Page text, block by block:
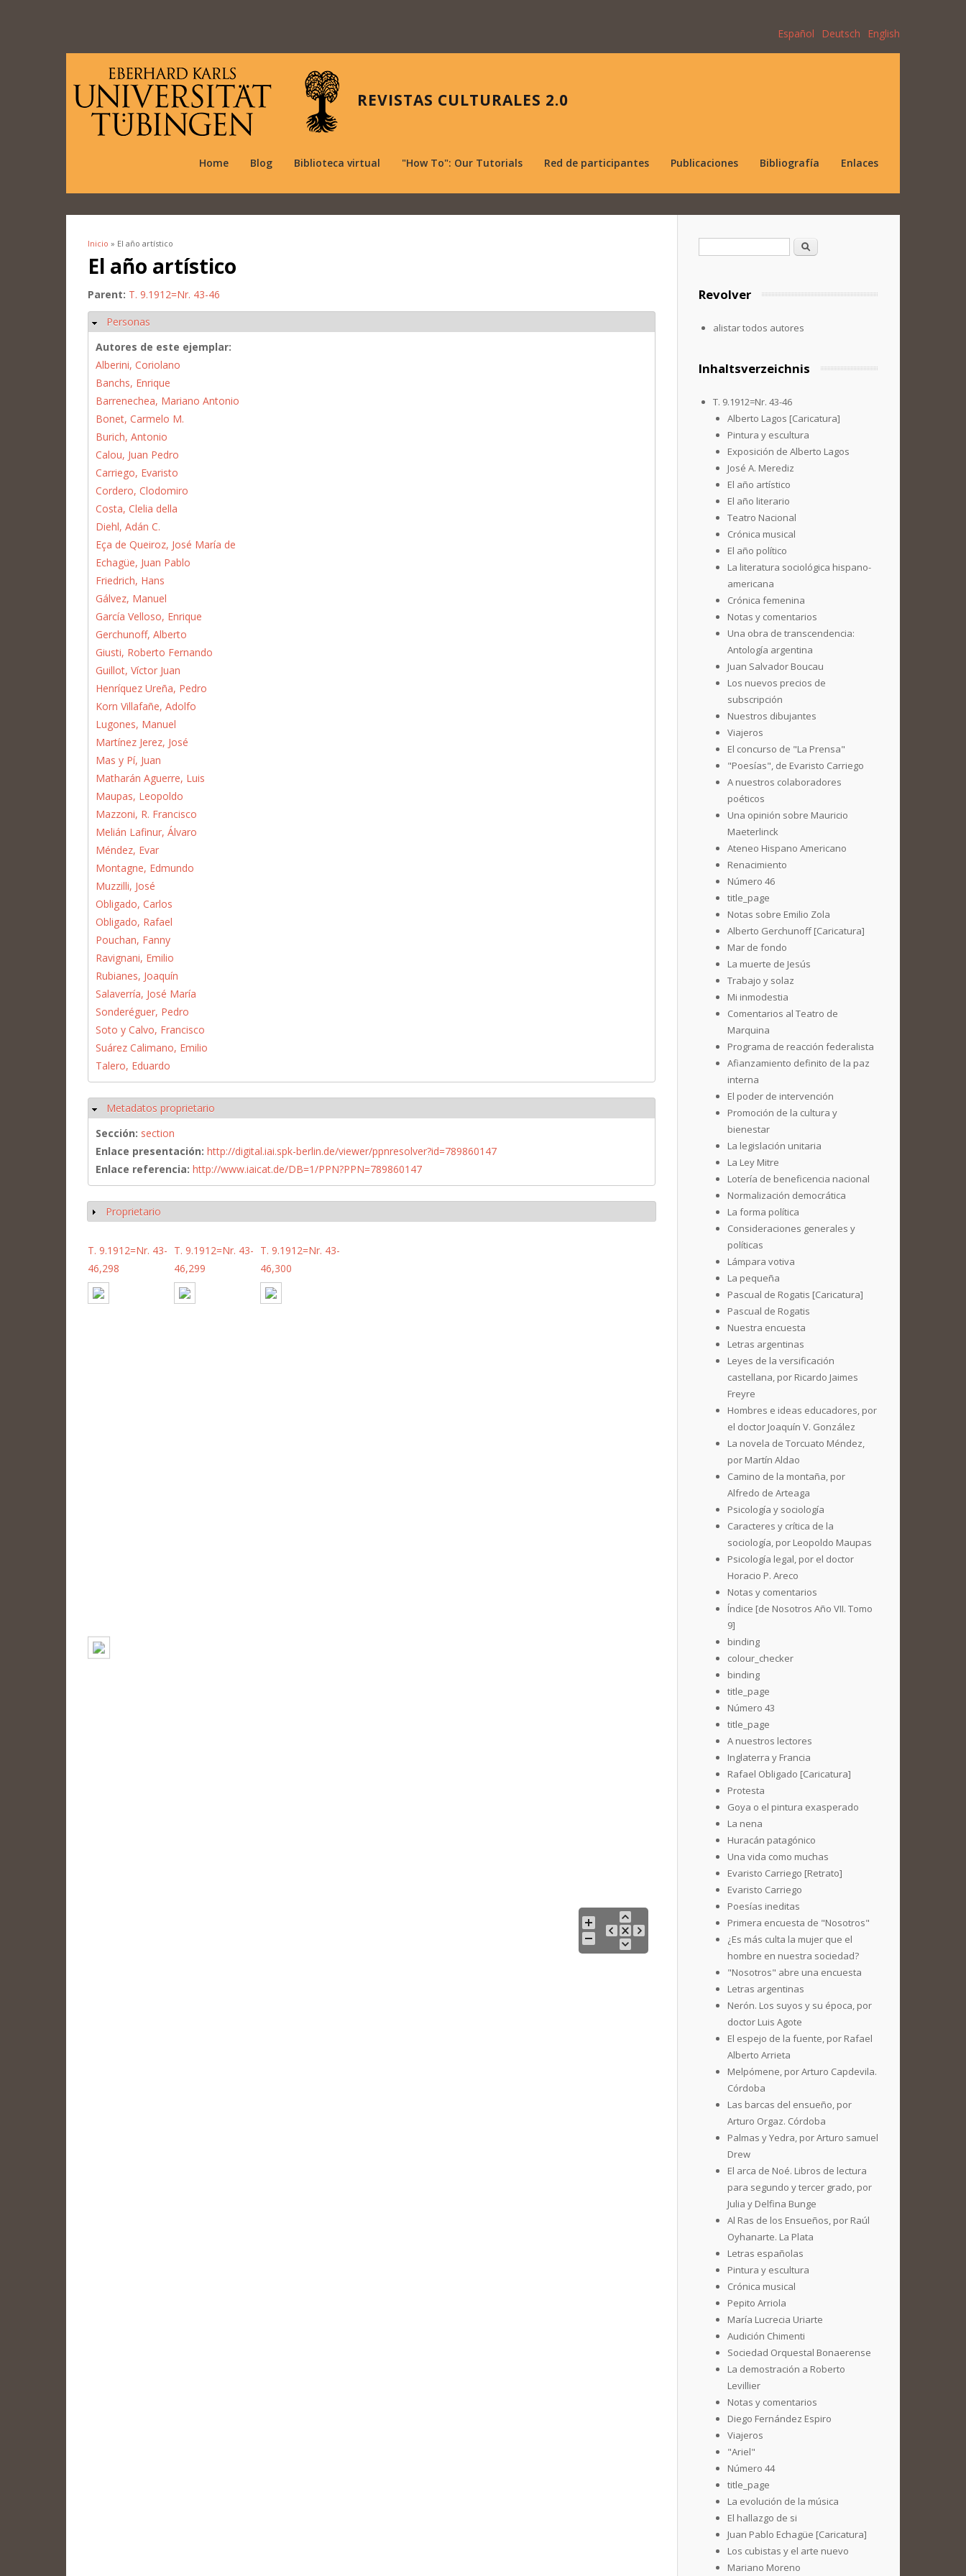
Español Deutsch English
REVISTAS CULTURALES 2.0
Home Blog Biblioteca virtual "How To": Our Tutorials Red de participantes Publicaciones Bibliografía Enlaces
Se encuentra usted aquí
Inicio » El año artístico
El año artístico
Parent: T. 9.1912=Nr. 43-46
Ocultar
Personas
Autores de este ejemplar:
Alberini, Coriolano
Banchs, Enrique
Barrenechea, Mariano Antonio
Bonet, Carmelo M.
Burich, Antonio
Calou, Juan Pedro
Carriego, Evaristo
Cordero, Clodomiro
Costa, Clelia della
Diehl, Adán C.
Eça de Queiroz, José María de
Echagüe, Juan Pablo
Friedrich, Hans
Gálvez, Manuel
García Velloso, Enrique
Gerchunoff, Alberto
Giusti, Roberto Fernando
Guillot, Víctor Juan
Henríquez Ureña, Pedro
Korn Villafañe, Adolfo
Lugones, Manuel
Martínez Jerez, José
Mas y Pí, Juan
Matharán Aguerre, Luis
Maupas, Leopoldo
Mazzoni, R. Francisco
Melián Lafinur, Álvaro
Méndez, Evar
Montagne, Edmundo
Muzzilli, José
Obligado, Carlos
Obligado, Rafael
Pouchan, Fanny
Ravignani, Emilio
Rubianes, Joaquín
Salaverría, José María
Sonderéguer, Pedro
Soto y Calvo, Francisco
Suárez Calimano, Emilio
Talero, Eduardo
Ocultar
Metadatos proprietario
Sección: section
Enlace presentación: http://digital.iai.spk-berlin.de/viewer/ppnresolver?id=789860147
Enlace referencia: http://www.iaicat.de/DB=1/PPN?PPN=789860147
Mostrar
Proprietario
T. 9.1912=Nr. 43-
46,298
T. 9.1912=Nr. 43-
46,299
T. 9.1912=Nr. 43-
46,300
Formulario de búsqueda
Buscar
Revolver
alistar todos autores
Inhaltsverzeichnis
T. 9.1912=Nr. 43-46
Alberto Lagos [Caricatura]
Pintura y escultura
Exposición de Alberto Lagos
José A. Merediz
El año artístico
El año literario
Teatro Nacional
Crónica musical
El año político
La literatura sociológica hispano-
americana
Crónica femenina
Notas y comentarios
Una obra de transcendencia:
Antología argentina
Juan Salvador Boucau
Los nuevos precios de
subscripción
Nuestros dibujantes
Viajeros
El concurso de "La Prensa"
"Poesías", de Evaristo Carriego
A nuestros colaboradores
poéticos
Una opinión sobre Mauricio
Maeterlinck
Ateneo Hispano Americano
Renacimiento
Número 46
title_page
Notas sobre Emilio Zola
Alberto Gerchunoff [Caricatura]
Mar de fondo
La muerte de Jesús
Trabajo y solaz
Mi inmodestia
Comentarios al Teatro de
Marquina
Programa de reacción federalista
Afianzamiento definito de la paz
interna
El poder de intervención
Promoción de la cultura y
bienestar
La legislación unitaria
La Ley Mitre
Lotería de beneficencia nacional
Normalización democrática
La forma política
Consideraciones generales y
políticas
Lámpara votiva
La pequeña
Pascual de Rogatis [Caricatura]
Pascual de Rogatis
Nuestra encuesta
Letras argentinas
Leyes de la versificación
castellana, por Ricardo Jaimes
Freyre
Hombres e ideas educadores, por
el doctor Joaquín V. González
La novela de Torcuato Méndez,
por Martín Aldao
Camino de la montaña, por
Alfredo de Arteaga
Psicología y sociología
Caracteres y crítica de la
sociología, por Leopoldo Maupas
Psicología legal, por el doctor
Horacio P. Areco
Notas y comentarios
Índice [de Nosotros Año VII. Tomo
9]
binding
colour_checker
binding
title_page
Número 43
title_page
A nuestros lectores
Inglaterra y Francia
Rafael Obligado [Caricatura]
Protesta
Goya o el pintura exasperado
La nena
Huracán patagónico
Una vida como muchas
Evaristo Carriego [Retrato]
Evaristo Carriego
Poesías ineditas
Primera encuesta de "Nosotros"
¿Es más culta la mujer que el
hombre en nuestra sociedad?
"Nosotros" abre una encuesta
Letras argentinas
Nerón. Los suyos y su época, por
doctor Luis Agote
El espejo de la fuente, por Rafael
Alberto Arrieta
Melpómene, por Arturo Capdevila.
Córdoba
Las barcas del ensueño, por
Arturo Orgaz. Córdoba
Palmas y Yedra, por Arturo samuel
Drew
El arca de Noé. Libros de lectura
para segundo y tercer grado, por
Julia y Delfina Bunge
Al Ras de los Ensueños, por Raúl
Oyhanarte. La Plata
Letras españolas
Pintura y escultura
Crónica musical
Pepito Arriola
María Lucrecia Uriarte
Audición Chimenti
Sociedad Orquestal Bonaerense
La demostración a Roberto
Levillier
Notas y comentarios
Diego Fernández Espiro
Viajeros
"Ariel"
Número 44
title_page
La evolución de la música
El hallazgo de si
Juan Pablo Echagüe [Caricatura]
Los cubistas y el arte nuevo
Mariano Moreno